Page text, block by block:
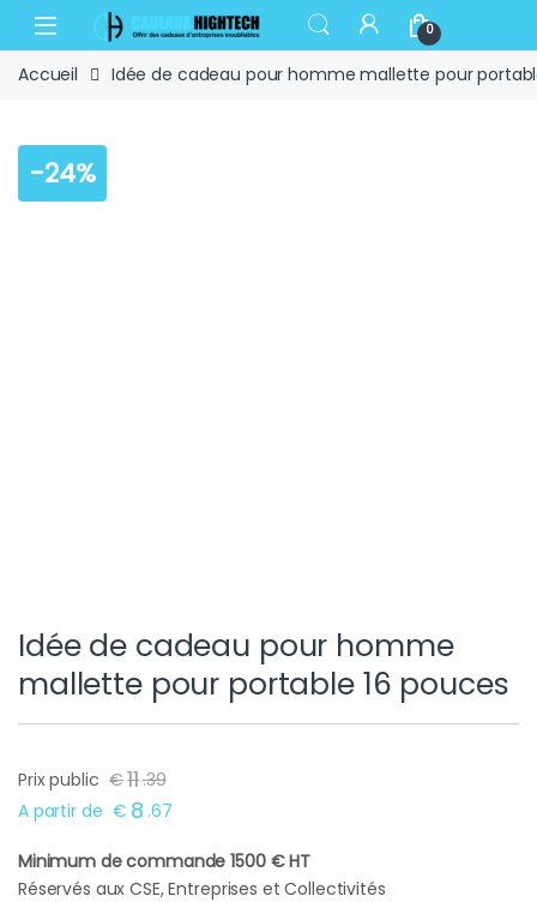
Skip to navigation
Skip to content
Open 0
Accueil Idée de cadeau pour homme mallette pour
-24%
Idée de cadeau pour homme
mallette pour portable 16 pouces
Prix public €11.39
A partir de € 8 .67
Minimum de commande 1500 € HT
Réservés aux CSE, Entreprises et Collectivités